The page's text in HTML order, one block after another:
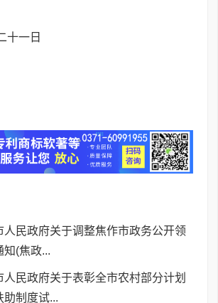
十一日
人民政府关于调整焦作市政务公开领
知(焦政...
人民政府关于表彰全市农村部分计划
助制度试...